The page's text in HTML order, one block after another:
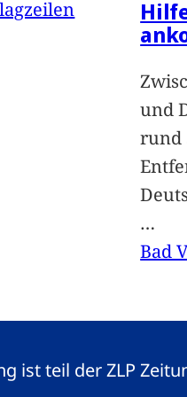
und
rund
…
Bad
ist teil der ZLP